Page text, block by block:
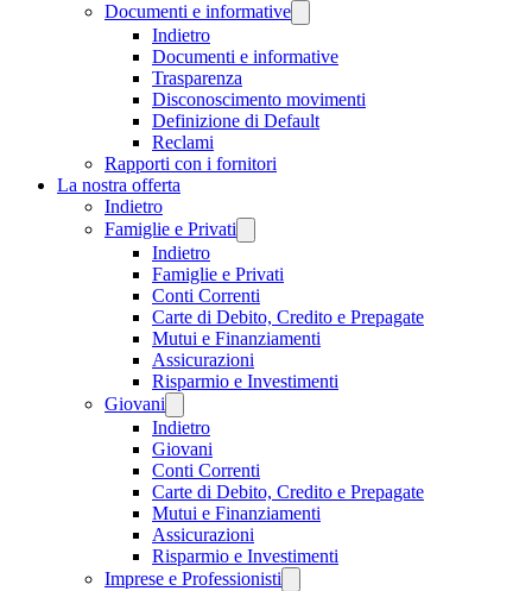
Documenti e informative
Indietro
Documenti e informative
Trasparenza
Disconoscimento movimenti
Definizione di Default
Reclami
Rapporti con i fornitori
La nostra offerta
Indietro
Famiglie e Privati
Indietro
Famiglie e Privati
Conti Correnti
Carte di Debito, Credito e Prepagate
Mutui e Finanziamenti
Assicurazioni
Risparmio e Investimenti
Giovani
Indietro
Giovani
Conti Correnti
Carte di Debito, Credito e Prepagate
Mutui e Finanziamenti
Assicurazioni
Risparmio e Investimenti
Imprese e Professionisti